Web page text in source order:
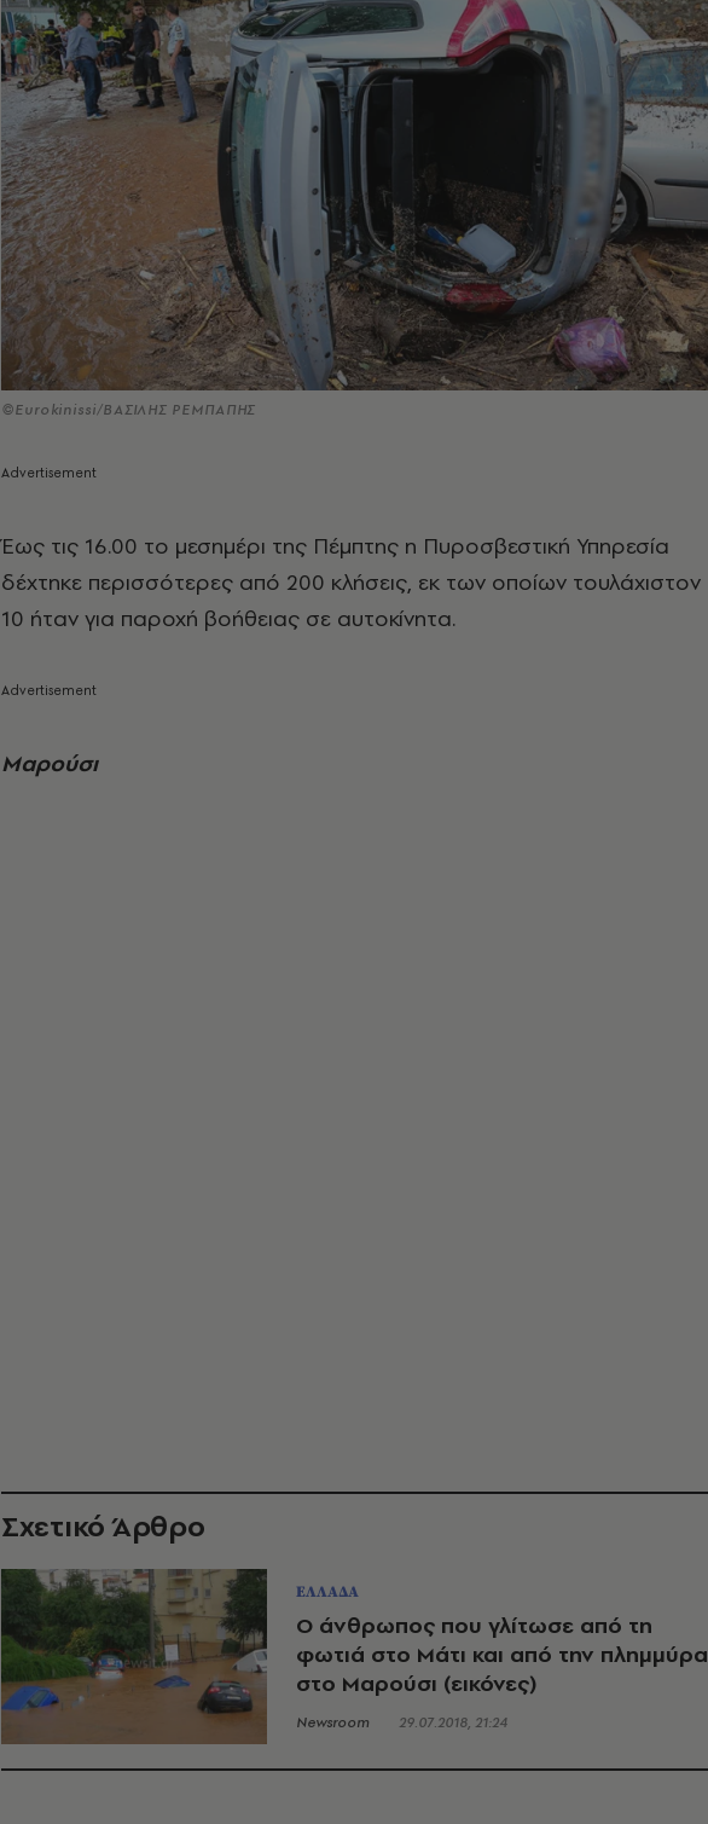
©Eurokinissi/ΒΑΣΙΛΗΣ ΡΕΜΠΑΠΗΣ
Έως τις 16.00 το μεσημέρι της Πέμπτης η Πυροσβεστική Υπηρεσία
δέχτηκε περισσότερες από 200 κλήσεις, εκ των οποίων τουλάχιστον
10 ήταν για παροχή βοήθειας σε αυτοκίνητα.
Μαρούσι
Σχετικό Άρθρο
ΕΛΛΑΔΑ
Ο άνθρωπος που γλίτωσε από τη
φωτιά στο Μάτι και από την πλημμύρα
στο Μαρούσι (εικόνες)
Newsroom 29.07.2018, 21:24